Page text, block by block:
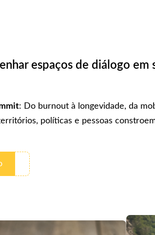
espaços de diálogo em
: Do burnout à longevidade, da
políticas e pessoas